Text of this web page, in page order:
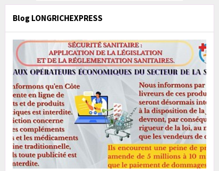
Blog LONGRICHEXPRESS